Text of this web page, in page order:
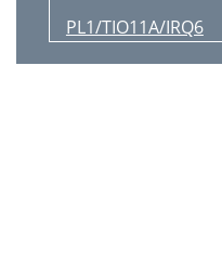
PL1/TIO11A/IRQ6
PL2/TIO11B/IRQ7